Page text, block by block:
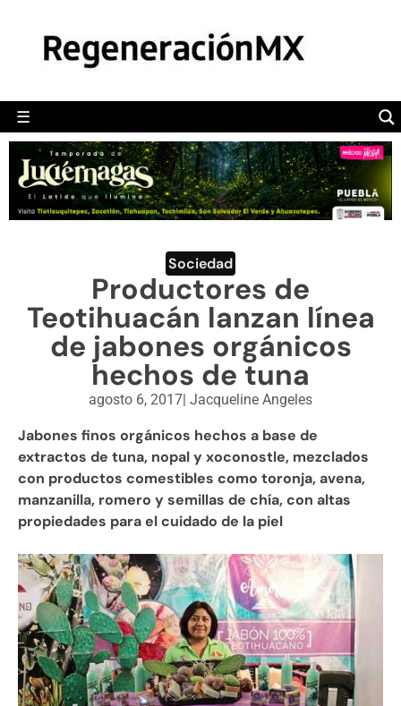
☰
POLÍTICA
CAMALEÓN
OPINIÓN
DEPORTES
ENGLISH SECTION
VIDEOS
Sociedad
Productores de
Teotihuacán lanzan línea
de jabones orgánicos
hechos de tuna
agosto 6, 2017| Jacqueline Angeles
Jabones finos orgánicos hechos a base de
extractos de tuna, nopal y xoconostle, mezclados
con productos comestibles como toronja, avena,
manzanilla, romero y semillas de chía, con altas
propiedades para el cuidado de la piel